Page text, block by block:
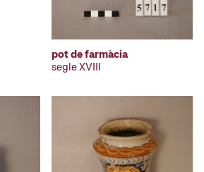
pot de farmàcia
segle XVIII